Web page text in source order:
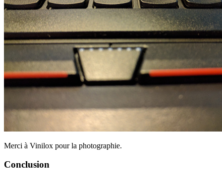
Merci à Vinilox pour la photographie.
Conclusion